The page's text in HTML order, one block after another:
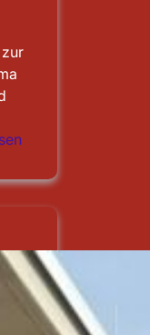
der
am
23.04.2026